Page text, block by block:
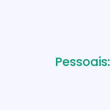
Pessoais: